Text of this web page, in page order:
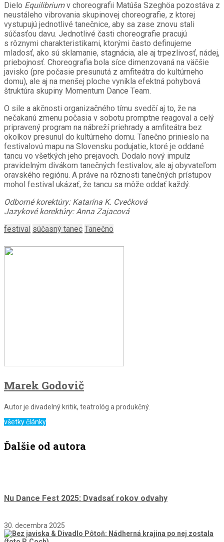
Dielo Equilibriumv choreografii Matúša Szeghöa pozostáva z
neustáleho vibrovania skupinovej choreografie, z ktorej
vystupujú jednotlivé tanečnice, aby sa zase znovu stali
súčasťou davu. Jednotlivé časti choreografie pracujú
s rôznymi charakteristikami, ktorými často definujeme
mladosť, ako sú sklamanie, stagnácia, ale aj trpezlivosť, nádej,
priebojnosť. Choreografia bola síce dimenzovaná na väčšie
javisko (pre počasie presunutá z amfiteátra do kultúrneho
domu), ale aj na menšej ploche vynikla efektná pohybová
štruktúra skupiny Momentum Dance Team.
O sile a akčnosti organizačného tímu svedčí aj to, že na
nečakanú zmenu počasia v sobotu promptne reagoval a celý
pripravený program na nábreží priehrady a amfiteátra bez
okolkov presunul do kultúrneho domu. Tanečno prinieslo na
festivalovú mapu na Slovensku podujatie, ktoré je oddané
tancu vo všetkých jeho prejavoch. Dodalo nový impulz
pravidelným divákom tanečných festivalov, ale aj obyvateľom
oravského regiónu. A práve na rôznosti tanečných prístupov
mohol festival ukázať, že tancu sa môže oddať každý.
Odborné korektúry: Katarína K. Cvečková
Jazykové korektúry: Anna Zajacová
festival súčasný tanec Tanečno
Marek Godovič
Autor je divadelný kritik, teatrológ a produkčný.
všetky články
Ďalšie od autora
Nu Dance Fest 2025: Dvadsať rokov odvahy
30. decembra 2025